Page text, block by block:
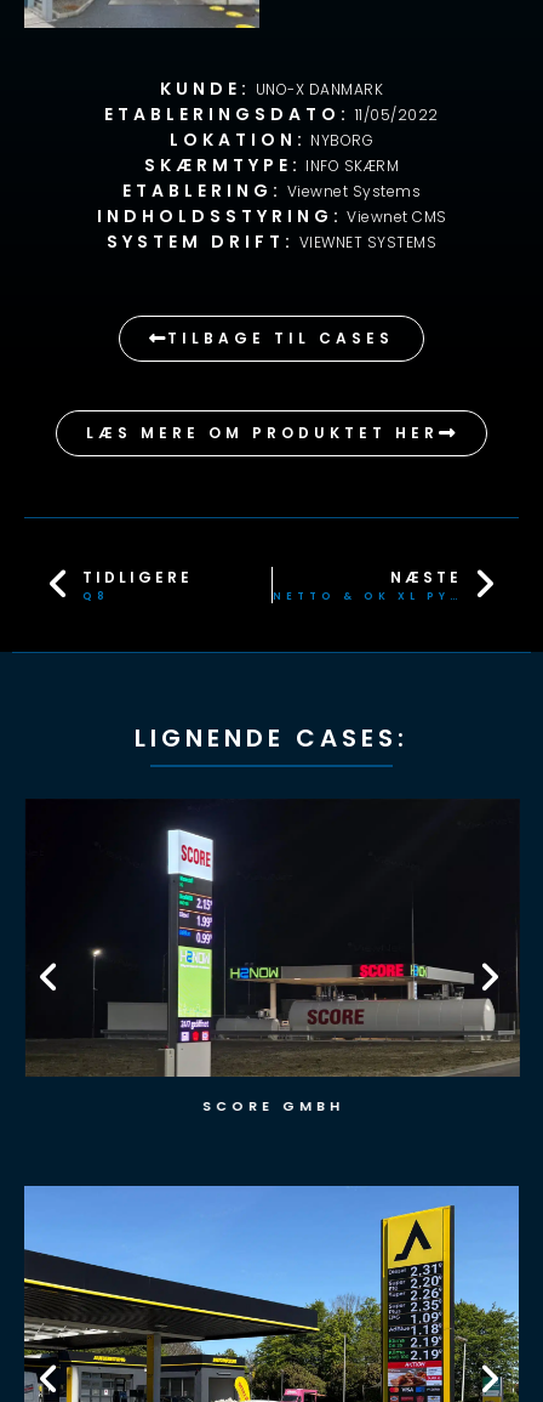
KUNDE: UNO-X DANMARK
ETABLERINGSDATO: 11/05/2022
LOKATION: NYBORG
SKÆRMTYPE: INFO SKÆRM
ETABLERING: Viewnet Systems
INDHOLDSSTYRING: Viewnet CMS
SYSTEM DRIFT: VIEWNET SYSTEMS
TILBAGE TIL CASES
LÆS MERE OM PRODUKTET HER
TIDLIGERE
Q8
NÆSTE
NETTO & OK XL PYLONER
LIGNENDE CASES:
SCORE GMBH